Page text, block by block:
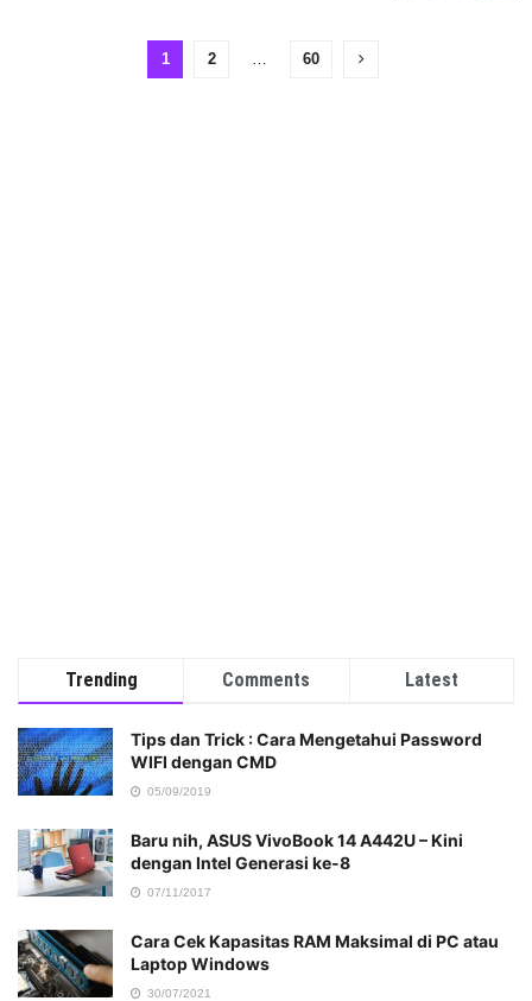
1 2 … 60
Trending Comments Latest
Tips dan Trick : Cara Mengetahui Password
WIFI dengan CMD
05/09/2019
Baru nih, ASUS VivoBook 14 A442U – Kini
dengan Intel Generasi ke-8
07/11/2017
Cara Cek Kapasitas RAM Maksimal di PC atau
Laptop Windows
30/07/2021